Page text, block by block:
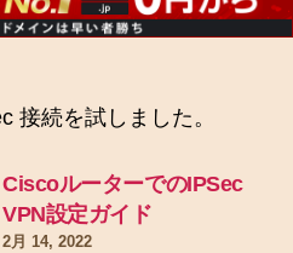
接続を試しました。
CiscoルーターでのIPSec
VPN設定ガイド
2月 14, 2022